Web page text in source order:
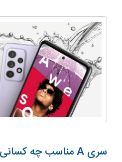
سری A مناسب چه کسانی است؟